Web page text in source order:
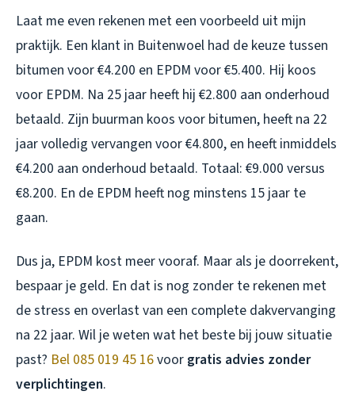
Laat me even rekenen met een voorbeeld uit mijn
praktijk. Een klant in Buitenwoel had de keuze tussen
bitumen voor €4.200 en EPDM voor €5.400. Hij koos
voor EPDM. Na 25 jaar heeft hij €2.800 aan onderhoud
betaald. Zijn buurman koos voor bitumen, heeft na 22
jaar volledig vervangen voor €4.800, en heeft inmiddels
€4.200 aan onderhoud betaald. Totaal: €9.000 versus
€8.200. En de EPDM heeft nog minstens 15 jaar te
gaan.
Dus ja, EPDM kost meer vooraf. Maar als je doorrekent,
bespaar je geld. En dat is nog zonder te rekenen met
de stress en overlast van een complete dakvervanging
na 22 jaar. Wil je weten wat het beste bij jouw situatie
past? Bel 085 019 45 16voor gratis advies zonder
verplichtingen.